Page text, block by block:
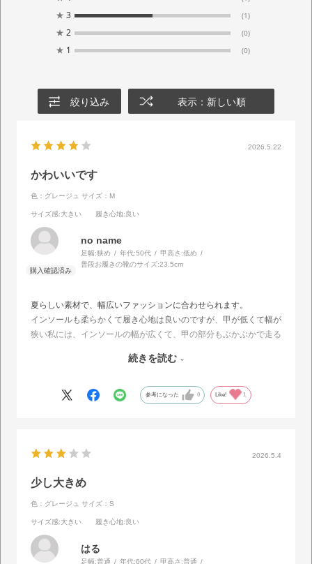
★ 3 (1)
★ 2 (0)
★ 1 (0)
絞り込み 表示：新しい順
2026.5.22
かわいいです
色：グレージュ サイズ：M
サイズ感:大きい 履き心地:良い
no name
足幅:狭め 年代:50代 甲高さ:低め
普段お履きの靴のサイズ:23.5cm
夏らしい素材で、幅広いファッションに合わせられます。
インソールも柔らかくて履き心地は良いのですが、甲が低くて幅が
狭い私には、インソールの幅が広くて、甲の部分もぶかぶかで走る
でも、かわいいので活躍してくれそうです。
続きを読む
参考になった 0 Like! 1
2026.5.4
少し大きめ
色：グレージュ サイズ：S
サイズ感:大きい 履き心地:良い
はる
足幅:普通 年代:60代 甲高さ:普通